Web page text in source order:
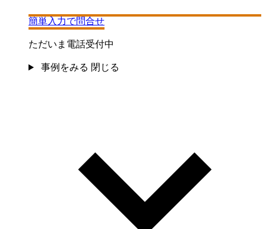
簡単入力で問合せ
ただいま電話受付中
事例をみる 閉じる